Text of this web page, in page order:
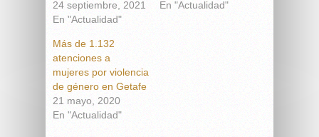
24 septiembre, 2021
En "Actualidad"
En "Actualidad"
Más de 1.132
atenciones a
mujeres por violencia
de género en Getafe
21 mayo, 2020
En "Actualidad"